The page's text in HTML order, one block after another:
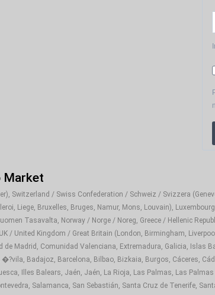
Market
Switzerland / Swiss Confederation / Schweiz / Svizzera
Liege, Bruxelles, Bruges, Namur, Mons, Louvain),
Tasavalta, Norway / Norge / Noreg, Greece / Hellenic
/ United Kingdom / Great Britain (London, Birmingham,
Madrid, Comunidad Valenciana, Extremadura, Galicia, Islas
Badajoz, Barcelona, Bilbao, Bizkaia, Burgos, Cáceres,
Illes Balears, Jaén, Jaén, La Rioja, Las Palmas, Las
Salamanca, San Sebastián, Santa Cruz de Tenerife,